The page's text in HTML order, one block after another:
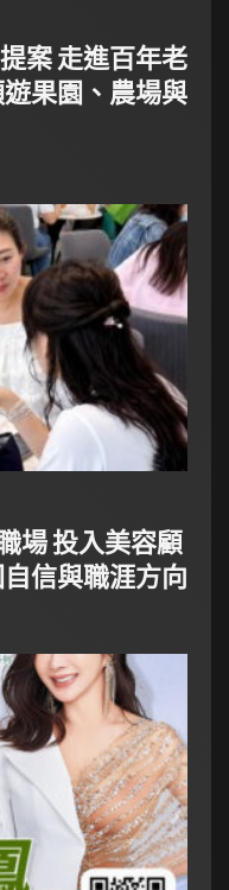
案 走進百年老
果園、農場與
場 投入美容顧
信與職涯方向